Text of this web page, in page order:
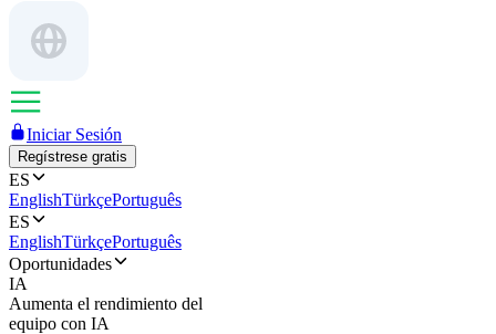
Iniciar Sesión
Regístrese gratis
ES
EnglishTürkçePortuguês
ES
EnglishTürkçePortuguês
Oportunidades
IA
Aumenta el rendimiento del
equipo con IA